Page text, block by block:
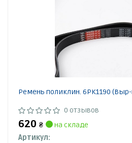
Ремень поликлин. 6PK1190 (Выр-
0 отзывов
620 ₴
на складе
Артикул: